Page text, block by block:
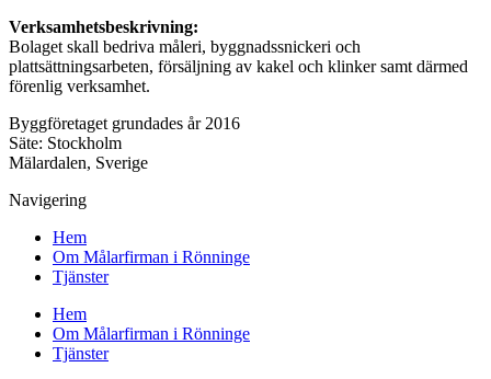
Verksamhetsbeskrivning:
Bolaget skall bedriva måleri, byggnadssnickeri och
plattsättningsarbeten, försäljning av kakel och klinker samt därmed
förenlig verksamhet.
Byggföretaget grundades år 2016
Säte: Stockholm
Mälardalen, Sverige
Navigering
Hem
Om Målarfirman i Rönninge
Tjänster
Hem
Om Målarfirman i Rönninge
Tjänster